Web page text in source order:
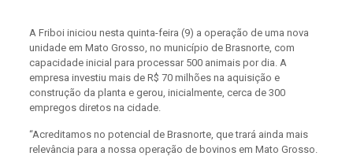
A Friboi iniciou nesta quinta-feira (9) a operação de uma nova
unidade em Mato Grosso, no município de Brasnorte, com
capacidade inicial para processar 500 animais por dia. A
empresa investiu mais de R$ 70 milhões na aquisição e
construção da planta e gerou, inicialmente, cerca de 300
empregos diretos na cidade.
“Acreditamos no potencial de Brasnorte, que trará ainda mais
relevância para a nossa operação de bovinos em Mato Grosso.